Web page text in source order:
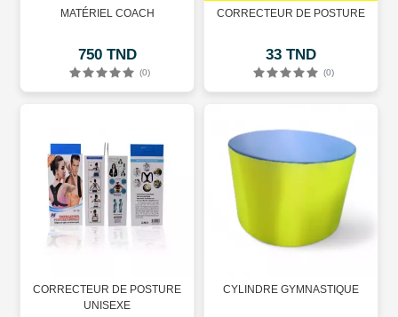
MATÉRIEL COACH
750 TND
(0)
CORRECTEUR DE POSTURE
33 TND
(0)
CORRECTEUR DE POSTURE
UNISEXE
CYLINDRE GYMNASTIQUE